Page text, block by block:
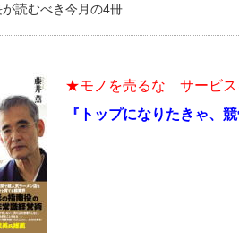
てのM&A入門(3)
百話百行(85)
子 香港ビジネス成功法(10)
は(5)
最高の自分を表現する 成功イメー
次もあ
社長の
読むべき今月の4冊
★モノを売るな サービス
『 トップになりたきゃ、